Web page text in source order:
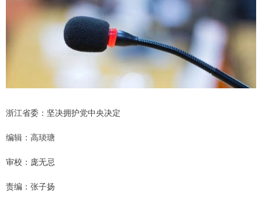
浙江省委：坚决拥护党中央决定
编辑：高琰瑭
审校：庞无忌
责编：张子扬